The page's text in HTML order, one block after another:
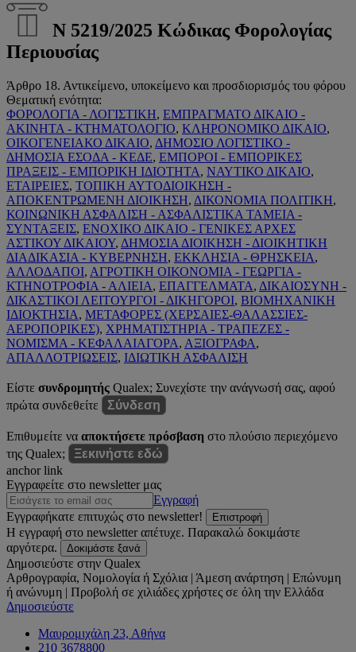
Ν 5219/2025 Κώδικας Φορολογίας
Περιουσίας
Άρθρο 18. Αντικείμενο, υποκείμενο και προσδιορισμός του φόρου
Θεματική ενότητα:
ΦΟΡΟΛΟΓΙΑ - ΛΟΓΙΣΤΙΚΗ, ΕΜΠΡΑΓΜΑΤΟ ΔΙΚΑΙΟ -
ΑΚΙΝΗΤΑ - ΚΤΗΜΑΤΟΛΟΓΙΟ, ΚΛΗΡΟΝΟΜΙΚΟ ΔΙΚΑΙΟ,
ΟΙΚΟΓΕΝΕΙΑΚΟ ΔΙΚΑΙΟ, ΔΗΜΟΣΙΟ ΛΟΓΙΣΤΙΚΟ -
ΔΗΜΟΣΙΑ ΕΣΟΔΑ - ΚΕΔΕ, ΕΜΠΟΡΟΙ - ΕΜΠΟΡΙΚΕΣ
ΠΡΑΞΕΙΣ - ΕΜΠΟΡΙΚΗ ΙΔΙΟΤΗΤΑ, ΝΑΥΤΙΚΟ ΔΙΚΑΙΟ,
ΕΤΑΙΡΕΙΕΣ, ΤΟΠΙΚΗ ΑΥΤΟΔΙΟΙΚΗΣΗ -
ΑΠΟΚΕΝΤΡΩΜΕΝΗ ΔΙΟΙΚΗΣΗ, ΔΙΚΟΝΟΜΙΑ ΠΟΛΙΤΙΚΗ,
ΚΟΙΝΩΝΙΚΗ ΑΣΦΑΛΙΣΗ - ΑΣΦΑΛΙΣΤΙΚΑ ΤΑΜΕΙΑ -
ΣΥΝΤΑΞΕΙΣ, ΕΝΟΧΙΚΟ ΔΙΚΑΙΟ - ΓΕΝΙΚΕΣ ΑΡΧΕΣ
ΑΣΤΙΚΟΥ ΔΙΚΑΙΟΥ, ΔΗΜΟΣΙΑ ΔΙΟΙΚΗΣΗ - ΔΙΟΙΚΗΤΙΚΗ
ΔΙΑΔΙΚΑΣΙΑ - ΚΥΒΕΡΝΗΣΗ, ΕΚΚΛΗΣΙΑ - ΘΡΗΣΚΕΙΑ,
ΑΛΛΟΔΑΠΟΙ, ΑΓΡΟΤΙΚΗ ΟΙΚΟΝΟΜΙΑ - ΓΕΩΡΓΙΑ -
ΚΤΗΝΟΤΡΟΦΙΑ - ΑΛΙΕΙΑ, ΕΠΑΓΓΕΛΜΑΤΑ, ΔΙΚΑΙΟΣΥΝΗ -
ΔΙΚΑΣΤΙΚΟΙ ΛΕΙΤΟΥΡΓΟΙ - ΔΙΚΗΓΟΡΟΙ, ΒΙΟΜΗΧΑΝΙΚΗ
ΙΔΙΟΚΤΗΣΙΑ, ΜΕΤΑΦΟΡΕΣ (ΧΕΡΣΑΙΕΣ-ΘΑΛΑΣΣΙΕΣ-
ΑΕΡΟΠΟΡΙΚΕΣ), ΧΡΗΜΑΤΙΣΤΗΡΙΑ - ΤΡΑΠΕΖΕΣ -
ΝΟΜΙΣΜΑ - ΚΕΦΑΛΑΙΑΓΟΡΑ, ΑΞΙΟΓΡΑΦΑ,
ΑΠΑΛΛΟΤΡΙΩΣΕΙΣ, ΙΔΙΩΤΙΚΗ ΑΣΦΑΛΙΣΗ
Είστε συνδρομητής Qualex; Συνεχίστε την ανάγνωσή σας, αφού
πρώτα συνδεθείτε
Σύνδεση
Επιθυμείτε να αποκτήσετε πρόσβαση στο πλούσιο περιεχόμενο
της Qualex;
Ξεκινήστε εδώ
anchor link
Εγγραφείτε στο newsletter μας
Εγγραφή
Εγγραφήκατε επιτυχώς στο newsletter!
Επιστροφή
Η εγγραφή στο newsletter απέτυχε. Παρακαλώ δοκιμάστε
αργότερα.
Δοκιμάστε ξανά
Δημοσιεύστε στην Qualex
Αρθρογραφία, Νομολογία ή Σχόλια | Άμεση ανάρτηση | Επώνυμη
ή ανώνυμη | Προβολή σε χιλιάδες χρήστες σε όλη την Ελλάδα
Δημοσιεύστε
Μαυρομιχάλη 23, Αθήνα
210 3678800